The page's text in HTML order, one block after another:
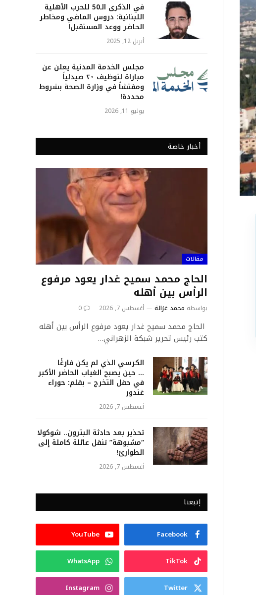
في الذكرى الـ50 للحرب الأهلية
اللبنانية: دروس الماضي ومخاطر
الحاضر ووعد المستقبل!
أبريل 12, 2025
مجلس الخدمة المدنية يعلن عن
مباراة لتوظيف ٢٠ صيدلياً
ومفتشاً في وزارة الصحة بشروط
محددة!
يوليو 11, 2026
أخبار خاصة
مقالات
الحاج محمد سميح غدار يعود مرفوع
الرأس بين أهله
بواسطة محمد غزالة أغسطس 7, 2026 0
الحاج محمد سميح غدار يعود مرفوع الرأس بين أهله
كتب رئيس تحرير شبكة الزهراني…
الكرسي الذي لم يكن فارغًا
… حين يصبح الغياب الحاضر الأكبر
في حفل التخرج – بقلم: حوراء
غندور
أغسطس 7, 2026
تحذير بعد حادثة البترون.. شوكولا
“مشبوهة” تنقل عائلة كاملة إلى
الطوارئ!
أغسطس 7, 2026
إتبعنا
Facebook
YouTube
TikTok
WhatsApp
Twitter
Instagram